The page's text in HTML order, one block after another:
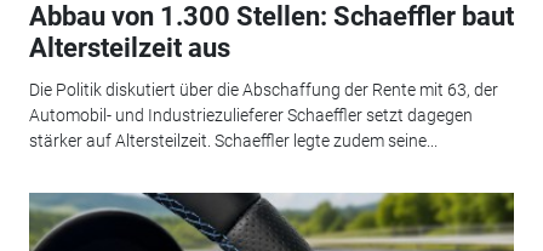
Abbau von 1.300 Stellen: Schaeffler baut
Altersteilzeit aus
Die Politik diskutiert über die Abschaffung der Rente mit 63, der
Automobil- und Industriezulieferer Schaeffler setzt dagegen
stärker auf Altersteilzeit. Schaeffler legte zudem seine...